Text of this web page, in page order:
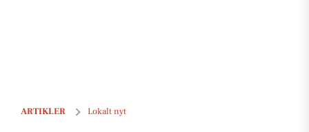
ARTIKLER Lokalt nyt
Caroline Kammer fra Frederikshavn Kommune vinder SOSU Nord